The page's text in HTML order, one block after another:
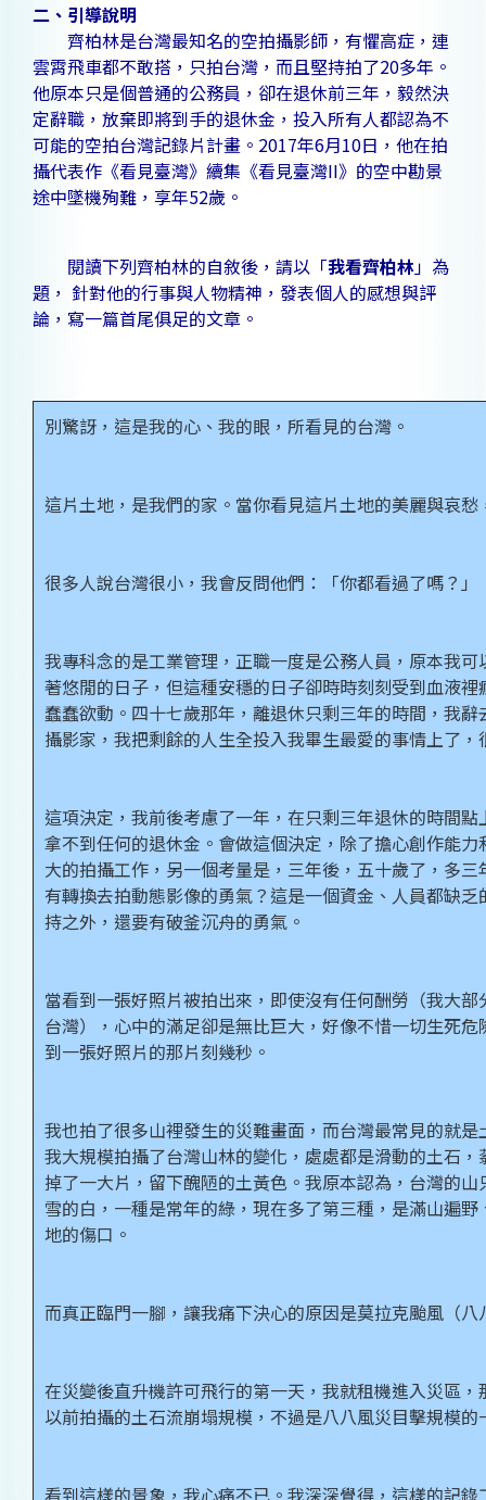
二、引導說明
齊柏林是台灣最知名的空拍攝影師，有懼高症，連
雲霄飛車都不敢搭，只拍台灣，而且堅持拍了20多年。
他原本只是個普通的公務員，卻在退休前三年，毅然決
定辭職，放棄即將到手的退休金，投入所有人都認為不
可能的空拍台灣記錄片計畫。2017年6月10日，他在拍
攝代表作《看見臺灣》續集《看見臺灣II》的空中勘景
途中墜機殉難，享年52歲。
閱讀下列齊柏林的自敘後，請以「我看齊柏林」為
題， 針對他的行事與人物精神，發表個人的感想與評
論，寫一篇首尾俱足的文章。
別驚訝，這是我的心、我的眼，所看見的台灣。
這片土地，是我們的家。當你看見這片土地的美麗與哀
很多人說台灣很小，我會反問他們：「你都看過了嗎？」
我專科念的是工業管理，正職一度是公務人員，原本我
著悠閒的日子，但這種安穩的日子卻時時刻刻受到血液
蠢蠢欲動。四十七歲那年，離退休只剩三年的時間，我
攝影家，我把剩餘的人生全投入我畢生最愛的事情上了
這項決定，我前後考慮了一年，在只剩三年退休的時間
拿不到任何的退休金。會做這個決定，除了擔心創作能
大的拍攝工作，另一個考量是，三年後，五十歲了，多
有轉換去拍動態影像的勇氣？這是一個資金、人員都缺
持之外，還要有破釜沉舟的勇氣。
當看到一張好照片被拍出來，即使沒有任何酬勞（我大
台灣），心中的滿足卻是無比巨大，好像不惜一切生死
到一張好照片的那片刻幾秒。
我也拍了很多山裡發生的災難畫面，而台灣最常見的就
我大規模拍攝了台灣山林的變化，處處都是滑動的土石
掉了一大片，留下醜陋的土黃色。我原本認為，台灣的
雪的白，一種是常年的綠，現在多了第三種，是滿山遍
地的傷口。
而真正臨門一腳，讓我痛下決心的原因是莫拉克颱風（八
在災變後直升機許可飛行的第一天，我就租機進入災區
以前拍攝的土石流崩塌規模，不過是八八風災目擊規模的